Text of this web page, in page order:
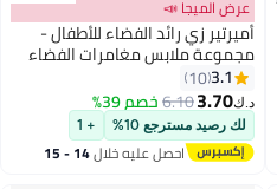
عرض الميجا 📣
أميرتير زي رائد الفضاء للأطفال -
مجموعة ملابس مغامرات الفضاء
للأولاد والبنات، مثالية للعب الأدوار
3.1
10
د.ك‏3.70
6.10خصم 39%
لك رصيد مسترجع 10% + 1
احصل عليه خلال 14 - 15